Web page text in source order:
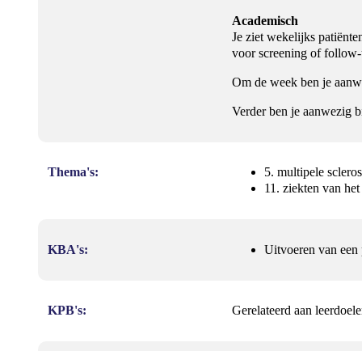
Academisch
Je ziet wekelijks
voor screening of
Om de week ben je
Verder ben je aanwezig
Thema's:
5. multipele
11. ziekten van
KBA's: Uitvoeren van
KPB's: Gerelateerd aan